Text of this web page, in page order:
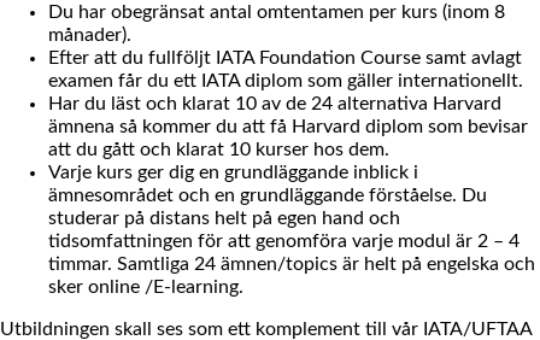
Du har obegränsat antal omtentamen per kurs (inom 8
månader).
Efter att du fullföljt IATA Foundation Course samt avlagt
examen får du ett IATA diplom som gäller internationellt.
Har du läst och klarat 10 av de 24 alternativa Harvard
ämnena så kommer du att få Harvard diplom som bevisar
att du gått och klarat 10 kurser hos dem.
Varje kurs ger dig en grundläggande inblick i
ämnesområdet och en grundläggande förståelse. Du
studerar på distans helt på egen hand och
tidsomfattningen för att genomföra varje modul är 2 – 4
timmar. Samtliga 24 ämnen/topics är helt på engelska och
sker online /E-learning.
Utbildningen skall ses som ett komplement till vår IATA/UFTAA